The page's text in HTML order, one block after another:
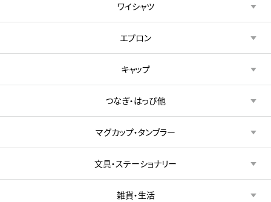
ワイシャツ
エプロン
キャップ
つなぎ・はっぴ他
マグカップ・タンブラー
文具・ステーショナリー
雑貨・生活